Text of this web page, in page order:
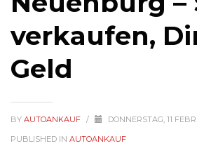
verkaufen,
Geld‎
BY AUTOANKAUF / DONNERSTAG, 11
PUBLISHED IN AUTOANKAUF